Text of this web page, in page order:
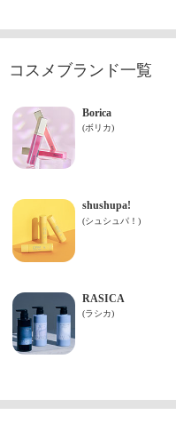
コスメブランド一覧